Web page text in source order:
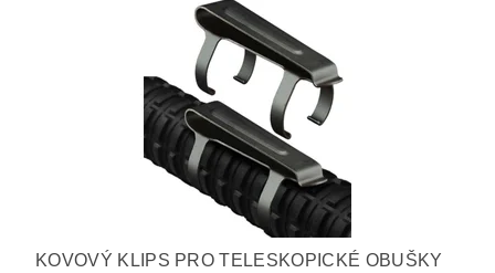
KOVOVÝ KLIPS PRO TELESKOPICKÉ OBUŠKY